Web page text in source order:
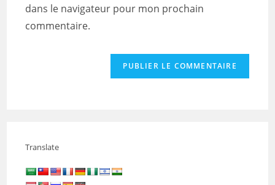
(facultatif)
dans le navigateur pour mon prochain
commentaire.
Translate